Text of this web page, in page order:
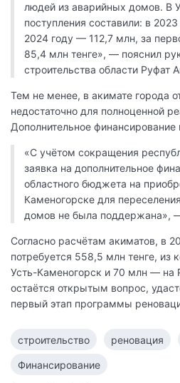
людей из аварийных домов. В
поступления составили: в
2024 году — 112,7 млн, за
85,4 млн тенге», — пояснил
строительства области Руфат
Тем не менее, в акимате города
недостаточно для полноценной
Дополнительное
«С учётом сокращения
заявка на дополнительное
областного бюджета на
Каменогорске для
домов не была поддержана»,
Согласно расчётам акиматов, в
потребуется 558,5 млн тенге,
Усть-Каменогорск и 70 млн — на
остаётся открытым вопрос,
первый этап программы
строительство реновация
Финансирование